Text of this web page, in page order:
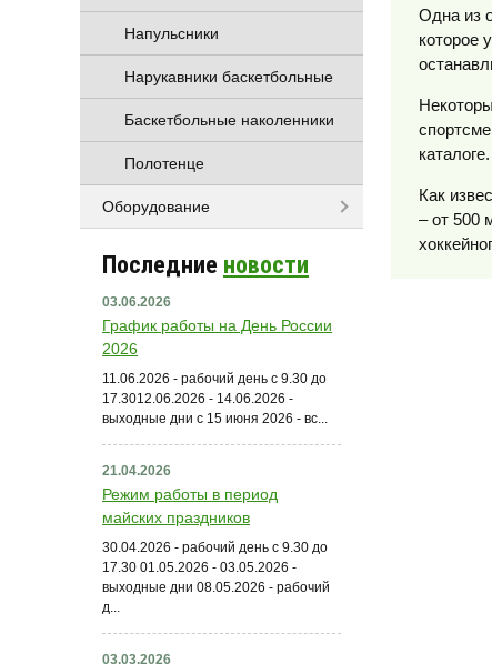
Напульсники
Нарукавники баскетбольные
Баскетбольные наколенники
Полотенце
Оборудование
Последние новости
03.06.2026
График работы на День России
2026
11.06.2026 - рабочий день с 9.30 до
17.3012.06.2026 - 14.06.2026 -
выходные дни с 15 июня 2026 - вс...
21.04.2026
Режим работы в период
майских праздников
30.04.2026 - рабочий день с 9.30 до
17.30 01.05.2026 - 03.05.2026 -
выходные дни 08.05.2026 - рабочий
д...
03.03.2026
Одна из
которое
Как
– от 500